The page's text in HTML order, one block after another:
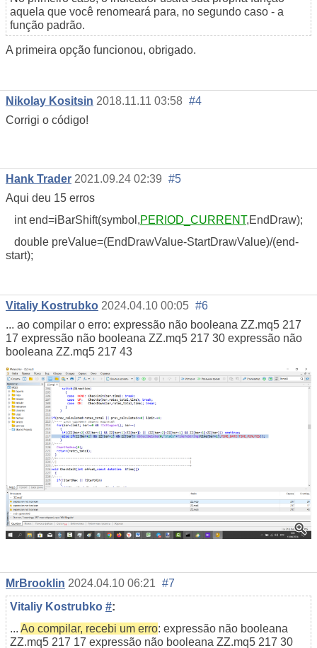
aquela que você renomeará para, no segundo caso - a
função padrão.
A primeira opção funcionou, obrigado.
Nikolay Kositsin 2018.11.11 03:58 #4
Corrigi o código!
Hank Trader 2021.09.24 02:39 #5
Aqui deu 15 erros
int end=iBarShift(symbol,PERIOD_CURRENT,EndDraw);
double preValue=(EndDrawValue-StartDrawValue)/(end-
start);
Vitaliy Kostrubko 2024.04.10 00:05 #6
... ao compilar o erro: expressão não booleana ZZ.mq5 217
17 expressão não booleana ZZ.mq5 217 30 expressão não
booleana ZZ.mq5 217 43
MrBrooklin 2024.04.10 06:21 #7
Vitaliy Kostrubko #:
... Ao compilar, recebi um erro: expressão não booleana
ZZ.mq5 217 17 expressão não booleana ZZ.mq5 217 30